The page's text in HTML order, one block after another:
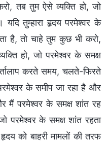
तब तुम ऐसे व्यक्ति हो, जो
यदि तुम्हारा हृदय परमेश्वर के
है, तो चाहे तुम कुछ भी करो,
हो, जो परमेश्वर के समक्ष
करते समय, चलते-फिरते
के समीप जा रहा है और
मैं परमेश्वर के समक्ष शांत रह
परमेश्वर के समक्ष शांत रहता
को बाहरी मामलों की तरफ